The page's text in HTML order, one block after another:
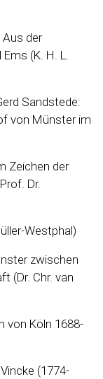
der
(K. H. L.
Sandstede:
von Münster im
Zeichen der
Dr.
Westphal)
zwischen
(Dr. Chr. van
von Köln 1688-
(1774-